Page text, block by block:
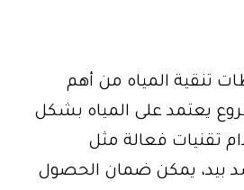
تنقية المياه من أهم
يعتمد على المياه بشكل
تقنيات فعالة مثل
بيد، يمكن ضمان الحصول